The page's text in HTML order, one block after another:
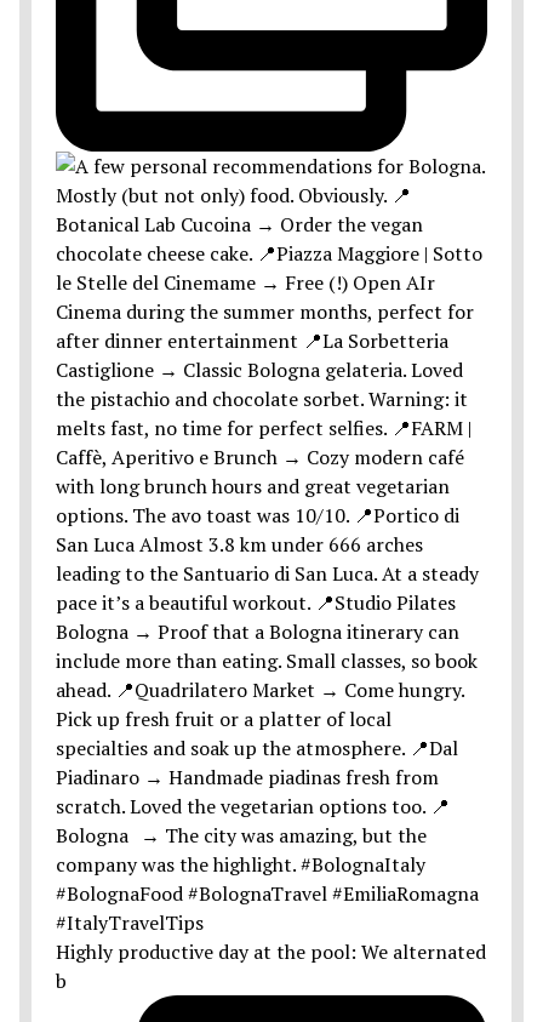
Highly productive day at the pool: We alternated
b